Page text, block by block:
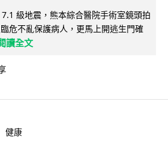
級地震，熊本綜合醫院手術室鏡頭拍
危不亂保護病人，更馬上開逃生門確
讀全文
健康